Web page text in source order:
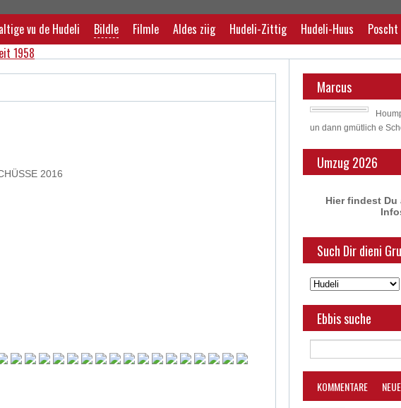
vu de Hudeli Bildle Filmle Aldes ziig Hudeli-Zittig Hudeli-Huus Poscht
2016
Marcus
un dann gmütlich e
Umzug 2026
Hier findest Du
Such Dir dieni
Ebbis suche
KOMMENTARE